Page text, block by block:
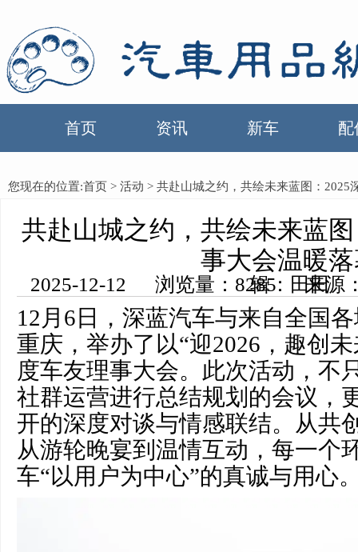
首页 资讯 新车 配
您现在的位置:首页 > 活动 > 共赴山城之约，共绘未来蓝图：2025
共赴山城之约，共绘未来蓝
事大会温暖
2025-12-12 浏览量：8285 来源：中国汽车用品网 编辑：田田
12月6日，深蓝汽车与来自全国
重庆，举办了以“迎2026，趣创
度车友理事大会。此次活动，不
社群运营进行总结规划的会议，
开的深度对谈与情感联结。从共
从游轮晚宴到温情互动，每一个
车“以用户为中心”的真诚与用心